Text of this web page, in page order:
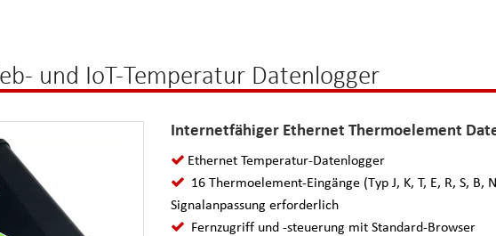
und IoT-Temperatur Datenlogger
Internetfähiger Ethernet Thermoelement
Ethernet Temperatur-Datenlogger
16 Thermoelement-Eingänge (Typ J, K, T, E, R, S,
Signalanpassung erforderlich
Fernzugriff und -steuerung mit Standard-Browser